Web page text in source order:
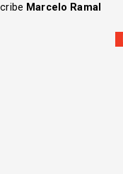
Marcelo Ramal